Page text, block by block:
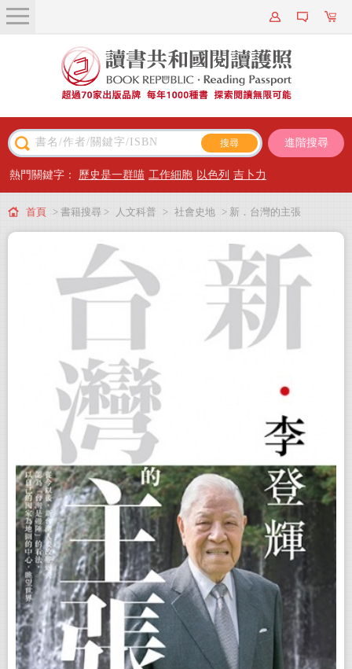
關於我們
近期新書
主題閱讀
出版專區
會員專屬
會員儲值方案
進階搜尋
熱門關鍵字： 歷史是一群喵 工作細胞 以色列 吉卜力
首頁 > 書籍搜尋 > 人文科普 > 社會史地 > 新．台灣的主張